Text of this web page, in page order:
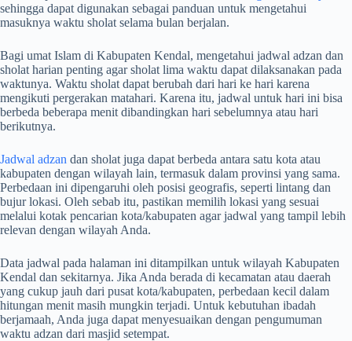
sehingga dapat digunakan sebagai panduan untuk mengetahui
masuknya waktu sholat selama bulan berjalan.
Bagi umat Islam di Kabupaten Kendal, mengetahui jadwal adzan dan
sholat harian penting agar sholat lima waktu dapat dilaksanakan pada
waktunya. Waktu sholat dapat berubah dari hari ke hari karena
mengikuti pergerakan matahari. Karena itu, jadwal untuk hari ini bisa
berbeda beberapa menit dibandingkan hari sebelumnya atau hari
berikutnya.
Jadwal adzan dan sholat juga dapat berbeda antara satu kota atau
kabupaten dengan wilayah lain, termasuk dalam provinsi yang sama.
Perbedaan ini dipengaruhi oleh posisi geografis, seperti lintang dan
bujur lokasi. Oleh sebab itu, pastikan memilih lokasi yang sesuai
melalui kotak pencarian kota/kabupaten agar jadwal yang tampil lebih
relevan dengan wilayah Anda.
Data jadwal pada halaman ini ditampilkan untuk wilayah Kabupaten
Kendal dan sekitarnya. Jika Anda berada di kecamatan atau daerah
yang cukup jauh dari pusat kota/kabupaten, perbedaan kecil dalam
hitungan menit masih mungkin terjadi. Untuk kebutuhan ibadah
berjamaah, Anda juga dapat menyesuaikan dengan pengumuman
waktu adzan dari masjid setempat.